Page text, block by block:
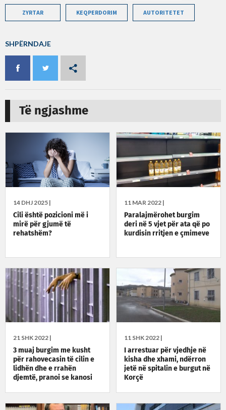
ZYRTAR KEQPERDORIM AUTORITETET
SHPËRNDAJE
Të ngjashme
14 DHJ 2025 |
Cili është pozicioni më i
mirë për gjumë të
rehatshëm?
11 MAR 2022 |
Paralajmërohet burgim
deri në 5 vjet për ata që po
kurdisin rritjen e çmimeve
21 SHK 2022 |
3 muaj burgim me kusht
për rahovecasin të cilin e
lidhën dhe e rrahën
djemtë, pranoi se kanosi
11 SHK 2022 |
I arrestuar për vjedhje në
kisha dhe xhami, ndërron
jetë në spitalin e burgut në
Korçë